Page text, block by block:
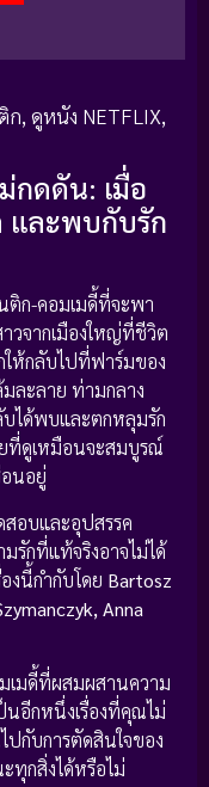
ก, ดูหนัง NETFLIX,
กดดัน: เมื่อ
และพบกับรัก
ก-คอมเมดี้ที่จะพา
วจากเมืองใหญ่ที่ชีวิต
ให้กลับไปที่ฟาร์มของ
ละลาย ท่ามกลาง
บได้พบและตกหลุมรัก
ที่ดูเหมือนจะสมบูรณ์
นอยู่
สอบและอุปสรรค
มรักที่แท้จริงอาจไม่ได้
งนี้กำกับโดย Bartosz
Anna
เมดี้ที่ผสมผสานความ
นอีกหนึ่งเรื่องที่คุณไม่
ปกับการตัดสินใจของ
ทุกสิ่งได้หรือไม่